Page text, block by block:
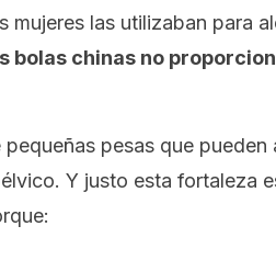
mujeres las utilizaban para
bolas chinas no
pesas que pueden
Y justo esta fortaleza